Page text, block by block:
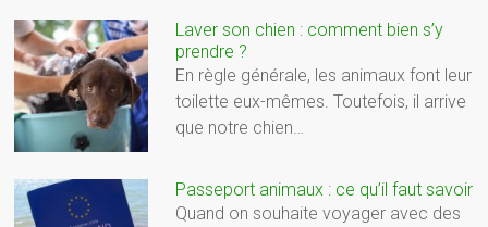
Laver son chien : comment bien s’y
prendre ?
En règle générale, les animaux font leur
toilette eux-mêmes. Toutefois, il arrive
que notre chien…
Passeport animaux : ce qu’il faut savoir
Quand on souhaite voyager avec des